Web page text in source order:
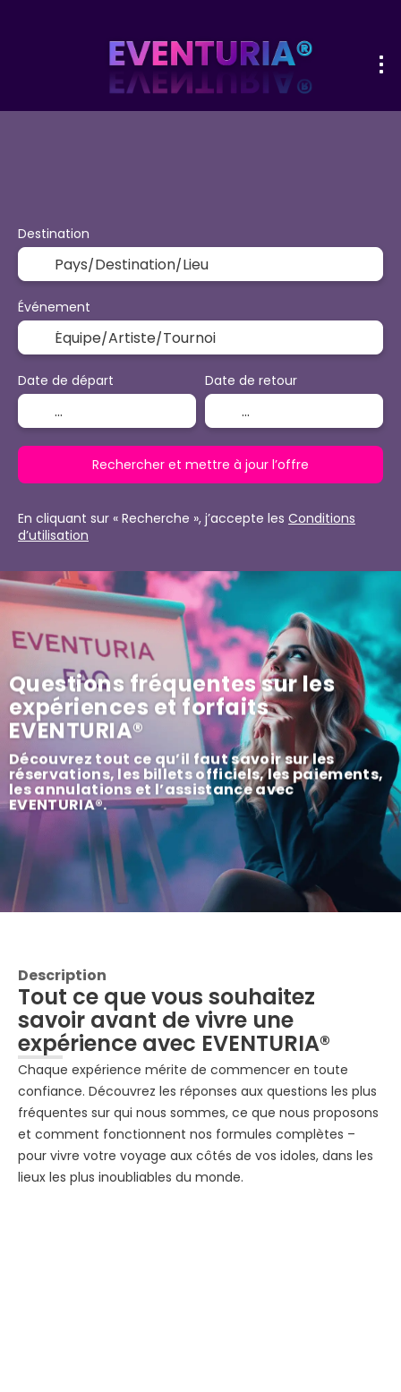
Questions fréquentes sur les
expériences et forfaits
EVENTURIA®
Découvrez tout ce qu’il faut savoir sur les
réservations, les billets officiels, les paiements,
les annulations et l’assistance avec
EVENTURIA®.
Destination
Événement
Date de départ Date de retour
Rechercher et mettre à jour l’offre
En cliquant sur « Recherche », j’accepte les Conditions
d’utilisation
Description
Tout ce que vous souhaitez
savoir avant de vivre une
expérience avec EVENTURIA®
Chaque expérience mérite de commencer en toute
confiance. Découvrez les réponses aux questions les plus
fréquentes sur qui nous sommes, ce que nous proposons
et comment fonctionnent nos formules complètes –
pour vivre votre voyage aux côtés de vos idoles, dans les
lieux les plus inoubliables du monde.